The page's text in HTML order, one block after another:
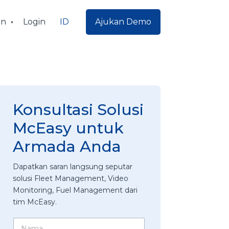
Login ID Ajukan Demo
Konsultasi Solusi
McEasy untuk
Armada Anda
Dapatkan saran langsung seputar
solusi Fleet Management, Video
Monitoring, Fuel Management dari
tim McEasy.
N